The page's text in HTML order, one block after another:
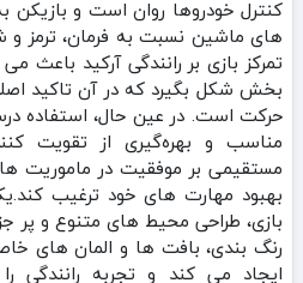
کنترل خودروها روان است و
های ماشین نسبت به فرمان، ترمز و
تمرکز بازی بر رانندگی آرکید
بخش شکل بگیرد که در آن تاکید
حرکت است. در عین حال، استفاده
مناسب و بهره‌گیری از تقویت‌
مستقیمی بر موفقیت در ماموریت‌
بهبود مهارت‌ های خود ترغیب
بازی، طراحی محیط‌ های متنوع و پر
رنگ‌ بندی، بافت‌ ها و المان‌ های
ایجاد می‌ کند و تجربه رانندگی